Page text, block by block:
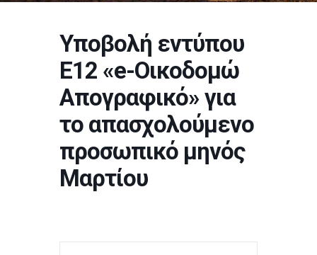
Υποβολή εντύπου
Ε12 «e-Οικοδομώ
Απογραφικό» για
το απασχολούμενο
προσωπικό μηνός
Μαρτίου